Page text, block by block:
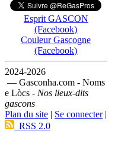
Esprit GASCON
(Facebook)
Couleur Gascogne
(Facebook)
2024-2026
— Gasconha.com - Noms
e Lòcs - Nos lieux-dits
gascons
Plan du site | Se connecter|
RSS 2.0